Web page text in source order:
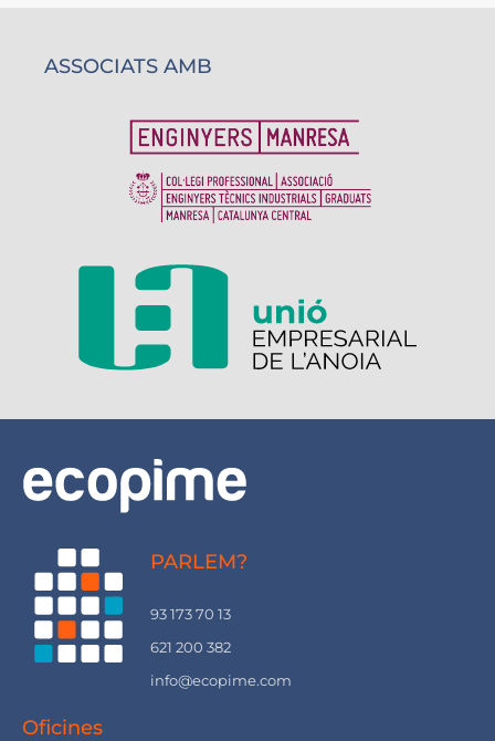
ASSOCIATS AMB
PARLEM?
93 173 70 13
621 200 382
info@ecopime.com
Oficines